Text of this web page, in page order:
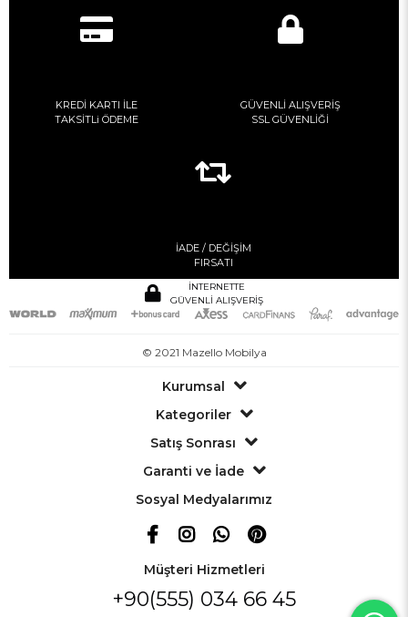
KREDİ KARTI İLE
TAKSİTLi ÖDEME
GÜVENLİ ALIŞVERİŞ
SSL GÜVENLİĞİ
İADE / DEĞİŞİM
FIRSATI
İNTERNETTE
GÜVENLİ ALIŞVERİŞ
© 2021 Mazello Mobilya
Kurumsal
Kategoriler
Satış Sonrası
Garanti ve İade
Sosyal Medyalarımız
Müşteri Hizmetleri
+90(555) 034 66 45